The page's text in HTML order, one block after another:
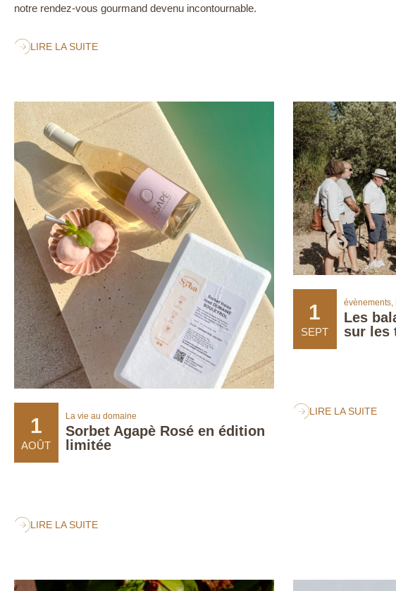
notre rendez-vous gourmand devenu incontournable.
LIRE LA SUITE
1
AOÛT
La vie au domaine
Sorbet Agapè Rosé en édition
limitée
LIRE LA SUITE
1
SEPT
évènements,
Les
sur les
LIRE LA SUITE